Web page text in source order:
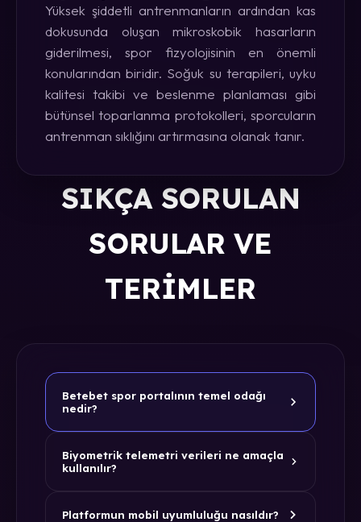
Yüksek şiddetli antrenmanların ardından kas
dokusunda oluşan mikroskobik hasarların
giderilmesi, spor fizyolojisinin en önemli
konularından biridir. Soğuk su terapileri, uyku
kalitesi takibi ve beslenme planlaması gibi
bütünsel toparlanma protokolleri, sporcuların
antrenman sıklığını artırmasına olanak tanır.
SIKÇA SORULAN
SORULAR VE
TERIMLER
Betebet spor portalının temel odağı
nedir?
Biyometrik telemetri verileri ne amaçla
kullanılır?
Platformun mobil uyumluluğu nasıldır?